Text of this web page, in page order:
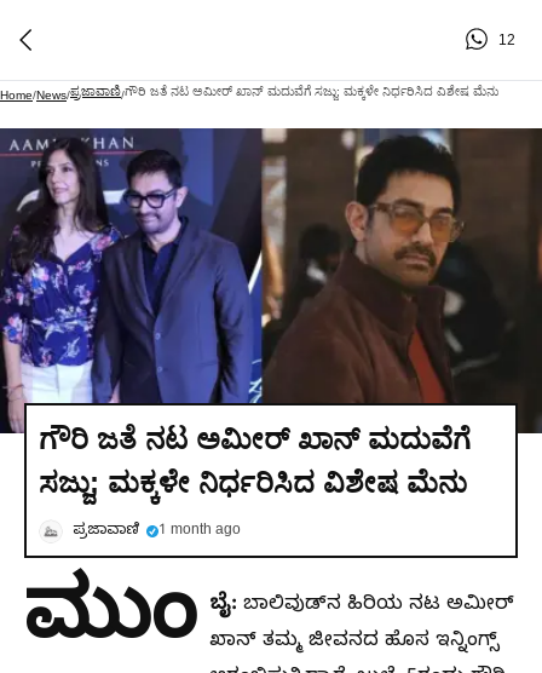
12
Home/News/ಪ್ರಜಾವಾಣಿ/ಗೌರಿ ಜತೆ ನಟ ಅಮೀರ್ ಖಾನ್ ಮದುವೆಗೆ ಸಜ್ಜು; ಮಕ್ಕಳೇ ನಿರ್ಧರಿಸಿದ ವಿಶೇಷ ಮೆನು
ಗೌರಿ ಜತೆ ನಟ ಅಮೀರ್ ಖಾನ್ ಮದುವೆಗೆ
ಸಜ್ಜು; ಮಕ್ಕಳೇ ನಿರ್ಧರಿಸಿದ ವಿಶೇಷ ಮೆನು
ಪ್ರಜಾವಾಣಿ 1 month ago
ಮುಂ ಬೈ: ಬಾಲಿವುಡ್‌ನ ಹಿರಿಯ ನಟ ಅಮೀರ್
ಖಾನ್ ತಮ್ಮ ಜೀವನದ ಹೊಸ ಇನ್ನಿಂಗ್ಸ್